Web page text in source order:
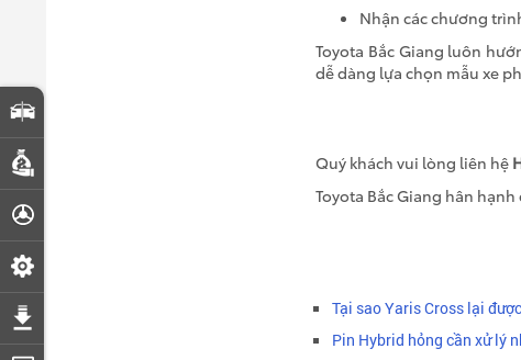
Nhận các chương
Toyota Bắc Giang luôn
dễ dàng lựa chọn mẫu xe
Quý khách vui lòng liên hệ
Toyota Bắc Giang hân
Tại sao Yaris Cross lại
Pin Hybrid hỏng cần xử lý